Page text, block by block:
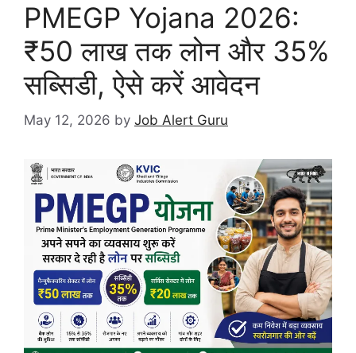
PMEGP Yojana 2026:
₹50 लाख तक लोन और 35%
सब्सिडी, ऐसे करें आवेदन
May 12, 2026 by Job Alert Guru